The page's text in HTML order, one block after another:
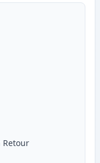
Canon PGI-580XXL &
Retour